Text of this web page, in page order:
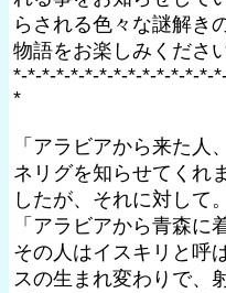
らされる色々な謎解き
物語をお楽しみください
*-*-*-*-*-*-*-*-*-*-*-*-*-*-
*
「アラビアから来た人
ネリグを知らせてくれま
したが、それに対して。
「アラビアから青森に
その人はイスキリと呼
スの生まれ変わりで、